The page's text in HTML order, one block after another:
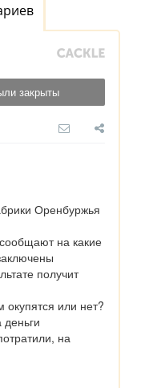
закрыты
Оренбуржья
на какие
получит
окупятся или нет?
на